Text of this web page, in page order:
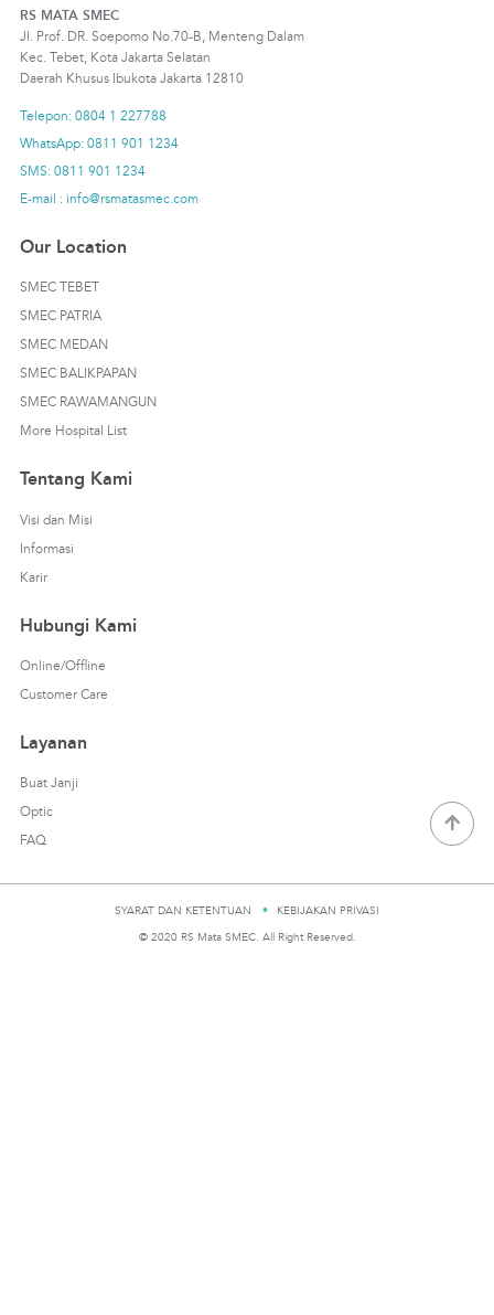
RS MATA SMEC
Jl. Prof. DR. Soepomo No.70-B, Menteng Dalam
Kec. Tebet, Kota Jakarta Selatan
Daerah Khusus Ibukota Jakarta 12810
Telepon: 0804 1 227788
WhatsApp: 0811 901 1234
SMS: 0811 901 1234
E-mail : info@rsmatasmec.com
Our Location
SMEC TEBET
SMEC PATRIA
SMEC MEDAN
SMEC BALIKPAPAN
SMEC RAWAMANGUN
More Hospital List
Tentang Kami
Visi dan Misi
Informasi
Karir
Hubungi Kami
Online/Offline
Customer Care
Layanan
Buat Janji
Optic
FAQ
SYARAT DAN KETENTUAN
KEBIJAKAN PRIVASI
© 2020 RS Mata SMEC. All Right Reserved.